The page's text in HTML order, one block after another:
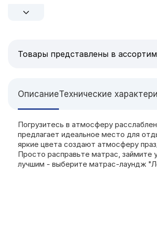
Товары представлены в
ОписаниеТехнические
Погрузитесь в атмосферу
предлагает идеальное место для
яркие цвета создают атмосферу
Просто расправьте матрас,
лучшим - выберите матрас-лаундж